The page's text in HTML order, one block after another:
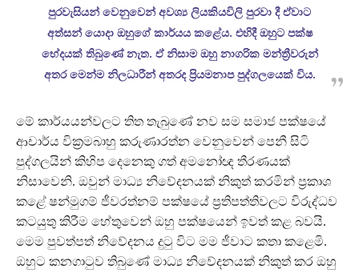
පුරවැසියන් වෙනුවෙන් අවශ්‍ය ලියකියවිලි පුරවා දී ඒවාට
අත්සන් යොදා ඔහුගේ කාර්යය කළේය. එහිදී ඔහුට පක්ෂ
භේදයක් තිබුණේ නැත. ඒ නිසාම ඔහු නාගරික මන්ත්‍රීවරුන්
අතර මෙන්ම නිලධාරීන් අතරද ප්‍රියමනාප පුද්ගලයෙක් විය.
මේ කාර්යයන්වලට තිත තැබුණේ නව සම සමාජ පක්ෂයේ
ආචාර්ය වික්‍රමබාහු කරුණාරත්න වෙනුවෙන් පෙනී සිටි
පුද්ගලයින් කිහිප දෙනෙකු ගත් අමනෝඥ තීරණයක්
නිසාවෙනි. ඔවුන් මාධ්‍ය නිවේදනයක් නිකුත් කරමින් ප්‍රකාශ
කළේ ෂන්මුගම් ජීවරත්නම් පක්ෂයේ ප්‍රතිපත්තිවලට විරුද්ධව
කටයුතු කිරීම හේතුවෙන් ඔහු පක්ෂයෙන් ඉවත් කළ බවයි.
මෙම පුවත්පත් නිවේදනය දුටු විට මම ජීවාට කතා කළෙමි.
ඔහුට කනගාටුව තිබුණේ මාධ්‍ය නිවේදනයක් නිකුත් කර ඔහු